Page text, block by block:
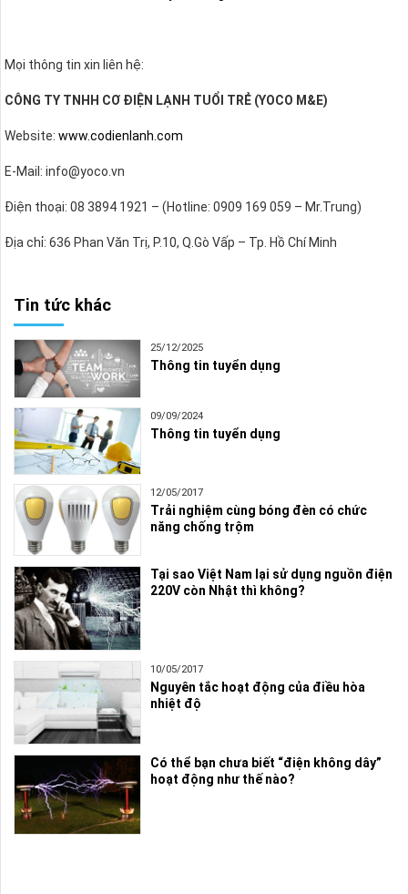
Mọi thông tin xin liên hệ:
CÔNG TY TNHH CƠ ĐIỆN LẠNH TUỔI TRẺ (YOCO M&E)
Website: www.codienlanh.com
E-Mail: info@yoco.vn
Điện thoại: 08 3894 1921 – (Hotline: 0909 169 059 – Mr.Trung)
Địa chỉ: 636 Phan Văn Trị, P.10, Q.Gò Vấp – Tp. Hồ Chí Minh
Tin tức khác
25/12/2025
Thông tin tuyển dụng
09/09/2024
Thông tin tuyển dụng
12/05/2017
Trải nghiệm cùng bóng đèn có chức
năng chống trộm
Tại sao Việt Nam lại sử dụng nguồn điện
220V còn Nhật thì không?
10/05/2017
Nguyên tắc hoạt động của điều hòa
nhiệt độ
Có thể bạn chưa biết “điện không dây”
hoạt động như thế nào?